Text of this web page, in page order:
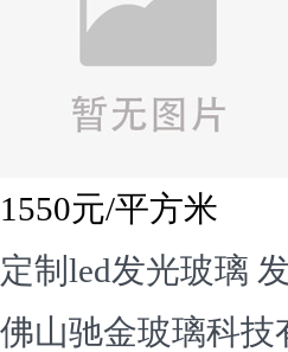
1550元/平方米
定制led发光玻璃
佛山驰金玻璃科技